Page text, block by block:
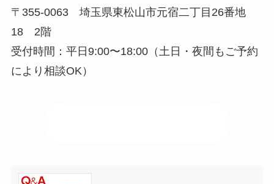
〒355-0063 埼玉県東松山市元宿二丁目26番地
18 2階
受付時間：平日9:00〜18:00（土日・夜間もご予約
により相談OK）